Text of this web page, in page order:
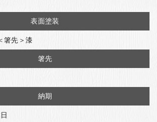
表面塗装
箸先＞漆
箸先
納期